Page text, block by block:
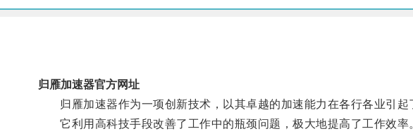
归雁加速器官方网址
归雁加速器作为一项创新技术，以其卓越的加速能力在各行各业引起
它利用高科技手段改善了工作中的瓶颈问题，极大地提高了工作效率